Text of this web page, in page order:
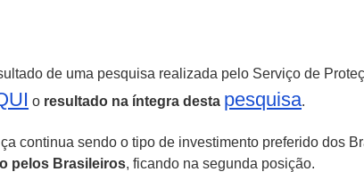
de uma pesquisa realizada pelo Serviço de
o resultado na íntegra desta pesquisa.
continua sendo o tipo de investimento preferido dos
pelos Brasileiros, ficando na segunda posição.